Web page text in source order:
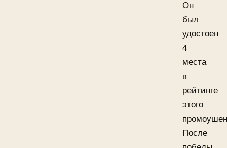
Он
был
удостоен
4
места
в
рейтинге
этого
После